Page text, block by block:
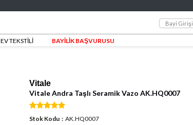
Bayi Girişi
EV TEKSTİLİ BAYİLİK BAŞVURUSU
Vitale
Vitale Andra Taşlı Seramik Vazo AK.HQ0007
Stok Kodu
AK.HQ0007